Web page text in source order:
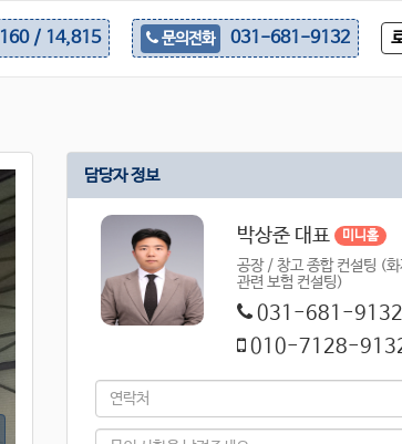
문의전화 031-681-9132
160 / 14,815
담당자 정보
박상준 대표 미니홈
공장 / 창고 종합 컨설팅 (
관련 보험 컨설팅)
031-681-9132
010-7128-